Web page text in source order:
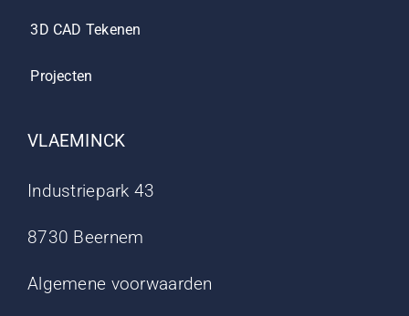
3D CAD Tekenen
Projecten
VLAEMINCK
Industriepark 43
8730 Beernem
Algemene voorwaarden